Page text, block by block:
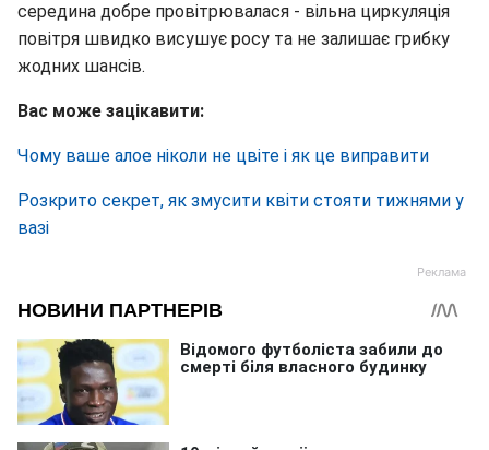
середина добре провітрювалася - вільна циркуляція
повітря швидко висушує росу та не залишає грибку
жодних шансів.
Вас може зацікавити:
Чому ваше алое ніколи не цвіте і як це виправити
Розкрито секрет, як змусити квіти стояти тижнями у
вазі